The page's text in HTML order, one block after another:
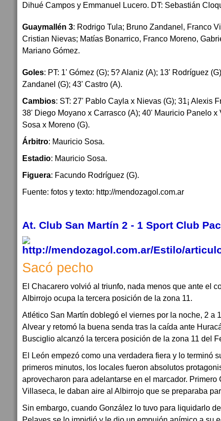
Dihué Campos y Emmanuel Lucero. DT: Sebastián
Guaymallén 3: Rodrigo Tula; Bruno Zandanel, Franco
Cristian Nievas; Matías Bonarrico, Franco Moreno,
Mariano Gómez.
Goles: PT: 1' Gómez (G); 5? Alaniz (A); 13' Rodríguez
Zandanel (G); 43' Castro (A).
Cambios: ST: 27' Pablo Cayla x Nievas (G); 31¡ Alexis
38' Diego Moyano x Carrasco (A); 40' Mauricio Panelo
Sosa x Moreno (G).
Árbitro: Mauricio Sosa.
Estadio: Mauricio Sosa.
Figuera: Facundo Rodríguez (G).
Fuente: fotos y texto: http://mendozagol.com.ar
At. Club San Martín 2 - 1 Sport Club
Sacó pecho
El Chacarero volvió al triunfo, nada menos que ante el
Albirrojo ocupa la tercera posición de la zona 11.
Atlético San Martín doblegó el viernes por la noche, 2 a
Alvear y retomó la buena senda tras la caída ante
Busciglio alcanzó la tercera posición de la zona 11 del
El León empezó como una verdadera fiera y lo terminó
primeros minutos, los locales fueron absolutos
aprovecharon para adelantarse en el marcador.
Villaseca, le daban aire al Albirrojo que se preparaba
Sin embargo, cuando González lo tuvo para liquidarlo